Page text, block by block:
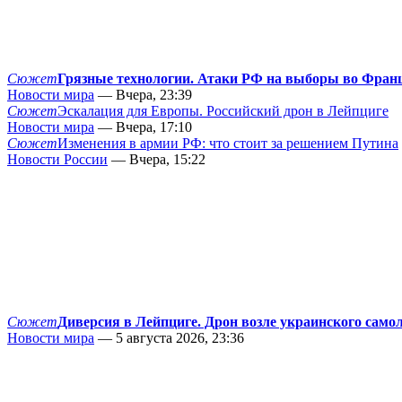
СюжетГрязные технологии. Атаки РФ на выборы во
Новости мира — Вчера, 23:39
СюжетЭскалация для Европы. Российский дрон в Лейпциге
Новости мира — Вчера, 17:10
СюжетИзменения в армии РФ: что стоит за решением Путина
Новости России — Вчера, 15:22
СюжетДиверсия в Лейпциге. Дрон возле украинского
Новости мира — 5 августа 2026, 23:36